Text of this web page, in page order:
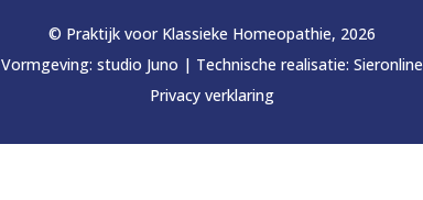
© Praktijk voor Klassieke Homeopathie, 2026
Vormgeving: studio Juno | Technische realisatie: Sieronline
Privacy verklaring